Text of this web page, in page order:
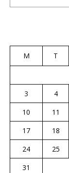
M T
3
4
10
11
17
18
24
25
31